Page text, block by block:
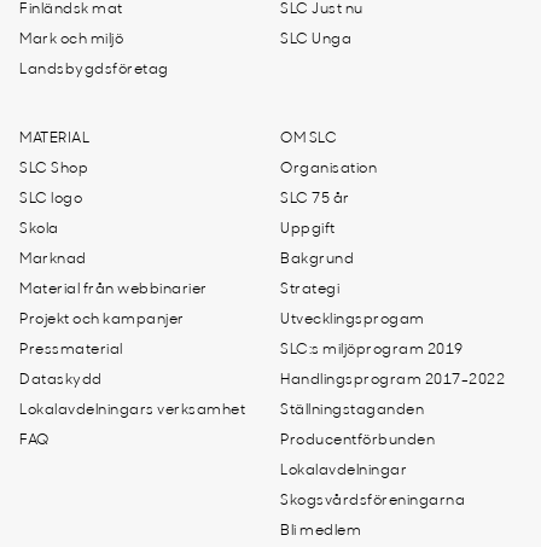
Finländsk mat
Mark och miljö
Landsbygdsföretag
SLC Just nu
SLC Unga
MATERIAL
SLC Shop
SLC logo
Skola
Marknad
Material från webbinarier
Projekt och kampanjer
Pressmaterial
Dataskydd
Lokalavdelningars verksamhet
FAQ
OM SLC
Organisation
SLC 75 år
Uppgift
Bakgrund
Strategi
Utvecklingsprogam
SLC:s miljöprogram 2019
Handlingsprogram 2017-2022
Ställningstaganden
Producentförbunden
Lokalavdelningar
Skogsvårdsföreningarna
Bli medlem